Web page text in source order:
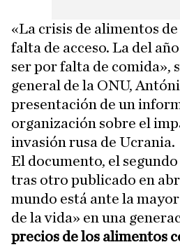
«La crisis de alimentos
falta de acceso. La del
ser por falta de comida»,
general de la ONU,
presentación de un
organización sobre el
invasión rusa de Ucrania.
El documento, el
tras otro publicado en
mundo está ante la
de la vida» en una
precios de los alimentos